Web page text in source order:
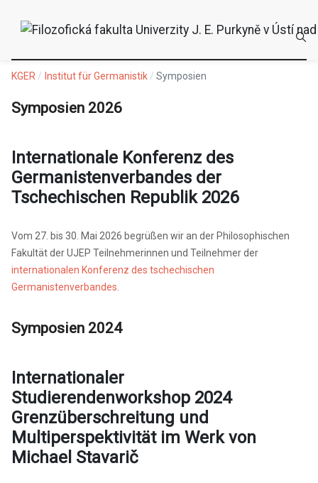
KGER Institut für Germanistik Symposien
Symposien 2026
Internationale Konferenz des
Germanistenverbandes der
Tschechischen Republik 2026
Vom 27. bis 30. Mai 2026 begrüßen wir an der Philosophischen
Fakultät der UJEP Teilnehmerinnen und Teilnehmer der
internationalen Konferenz des tschechischen
Germanistenverbandes.
Symposien 2024
Internationaler
Studierendenworkshop 2024
Grenzüberschreitung und
Multiperspektivität im Werk von
Michael Stavarič